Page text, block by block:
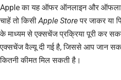
Apple का यह ऑफर ऑनलाइन और
चाहें तो किसीApple Storeपर जाकर या
के माध्यम से एक्सचेंज प्रक्रिया पूरी कर
एक्सचेंज वैल्यू दी गई है, जिससे आप जान
कितनी कीमत मिल सकती है।